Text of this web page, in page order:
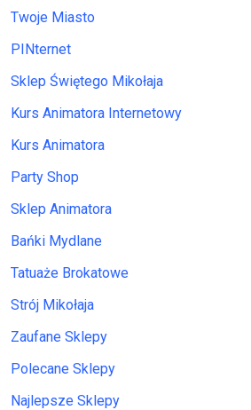
Twoje Miasto
PINternet
Sklep Świętego Mikołaja
Kurs Animatora Internetowy
Kurs Animatora
Party Shop
Sklep Animatora
Bańki Mydlane
Tatuaże Brokatowe
Strój Mikołaja
Zaufane Sklepy
Polecane Sklepy
Najlepsze Sklepy